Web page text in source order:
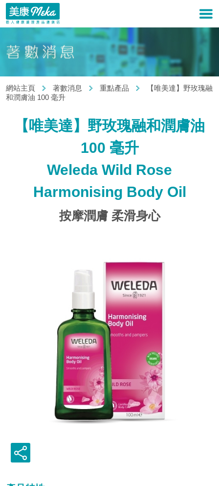
網站主頁 著數消息 重點產品
【唯美達】野玫瑰融
和潤膚油 100 毫升
【唯美達】野玫瑰融和潤膚油
100 毫升
Weleda Wild Rose
Harmonising Body Oil
按摩潤膚 柔滑身心